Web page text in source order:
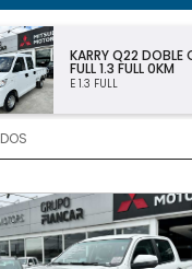
KARRY Q22 DOBLE
FULL 1.3 FULL 0KM
E 1.3 FULL